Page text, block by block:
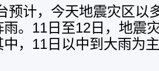
预计，今天地震灾区以
雨。11日至12日，地震
中，11日以中到大雨为